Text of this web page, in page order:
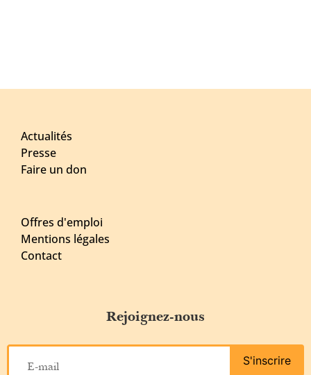
Actualités
Presse
Faire un don
Offres d'emploi
Mentions légales
Contact
Rejoignez-nous
S'inscrire